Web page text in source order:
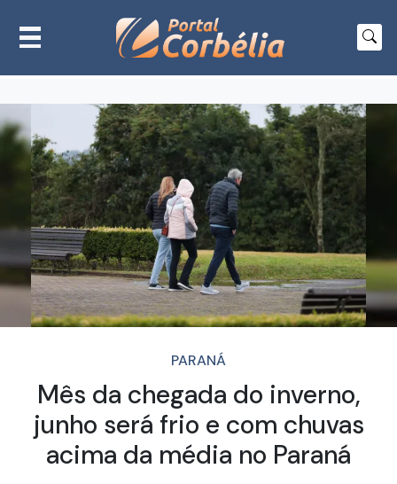
PARANÁ
Mês da chegada do inverno,
junho será frio e com chuvas
acima da média no Paraná